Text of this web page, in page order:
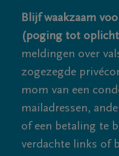
Blijf waakzaam
(poging tot
meldingen over
zogezegde
mom van een
mailadressen,
of een betaling te
verdachte links of